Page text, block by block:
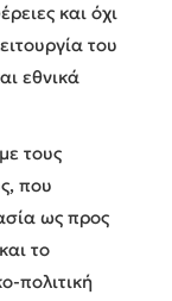
και όχι
του
εθνικά
τους
που
ως προς
το
πολιτική